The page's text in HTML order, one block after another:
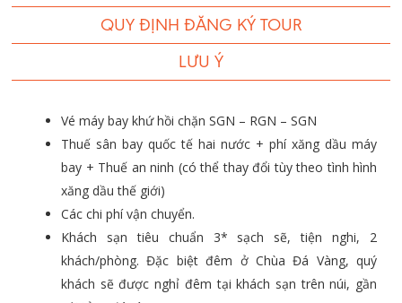
QUY ĐỊNH ĐĂNG KÝ TOUR
LƯU Ý
Vé máy bay khứ hồi chặn SGN – RGN – SGN
Thuế sân bay quốc tế hai nước + phí xăng dầu máy
bay + Thuế an ninh (có thể thay đổi tùy theo tình hình
xăng dầu thế giới)
Các chi phí vận chuyển.
Khách sạn tiêu chuẩn 3* sạch sẽ, tiện nghi, 2
khách/phòng. Đặc biệt đêm ở Chùa Đá Vàng, quý
khách sẽ được nghỉ đêm tại khách sạn trên núi, gần